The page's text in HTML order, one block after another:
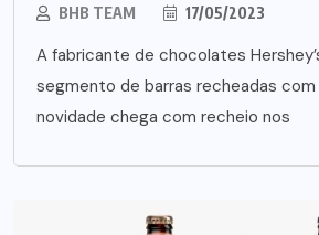
BHB TEAM 17/05/2023
A fabricante de chocolates
segmento de barras recheadas com
novidade chega com recheio nos